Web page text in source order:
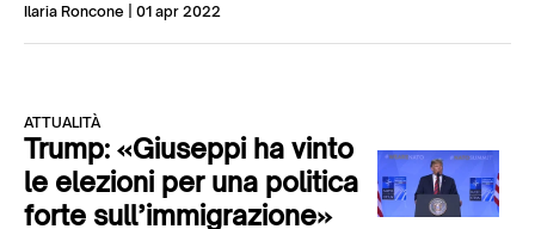
Ilaria Roncone | 01 apr 2022
ATTUALITÀ
Trump: «Giuseppi ha vinto
le elezioni per una politica
forte sull’immigrazione»